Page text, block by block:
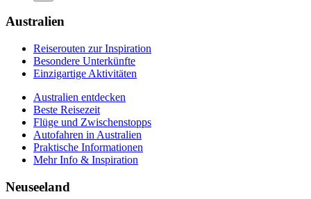
Praktische Informationen
Australien
Reiserouten zur Inspiration
Besondere Unterkünfte
Einzigartige Aktivitäten
Australien entdecken
Beste Reisezeit
Flüge und Zwischenstopps
Autofahren in Australien
Praktische Informationen
Mehr Info & Inspiration
Neuseeland